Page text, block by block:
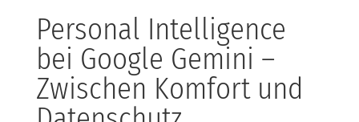
Personal Intelligence
bei Google Gemini –
Zwischen Komfort und